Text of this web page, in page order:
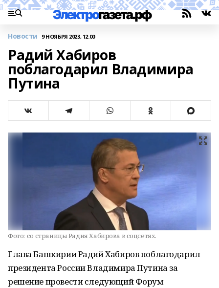
Новости 9 НОЯБРЯ 2023, 12:00
Радий Хабиров
поблагодарил Владимира
Путина
Фото: со страницы Радия Хабирова в соцсетях.
Глава Башкирии Радий Хабиров поблагодарил
президента России Владимира Путина за
решение провести следующий Форум